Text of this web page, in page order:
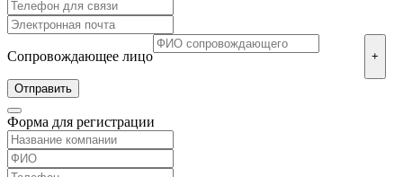
Сопровождающее лицо +
Форма для регистрации